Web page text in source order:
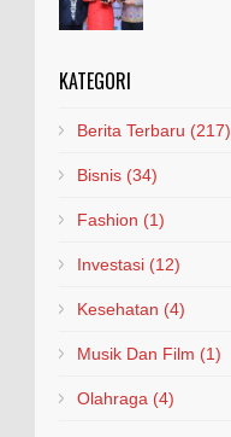
KATEGORI
Berita Terbaru (217)
Bisnis (34)
Fashion (1)
Investasi (12)
Kesehatan (4)
Musik Dan Film (1)
Olahraga (4)